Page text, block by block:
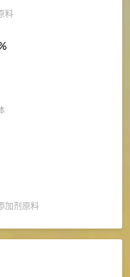
料
加剂原料